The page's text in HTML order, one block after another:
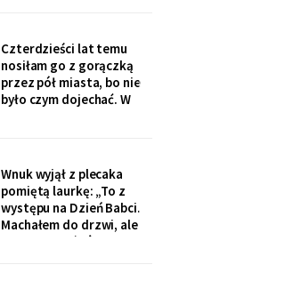
poprosiłam o pożyczkę -
na okulary progresywne -
i usłyszałam, że „trzeba
było sobie
Czterdzieści lat temu
nosiłam go z gorączką
przez pół miasta, bo nie
było czym dojechać. W
prześwietlenie biodra.
„Mamo, od tego jest
teraz taksówka dla
seniorów, zamów sobie".
Zamówiłam - kierowca
Wnuk wyjął z plecaka
pomiętą laurkę: „To z
występu na Dzień Babci.
Machałem do drzwi, ale
nie przyszłaś". Żadnego